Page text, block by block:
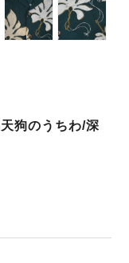
狗のうちわ/深